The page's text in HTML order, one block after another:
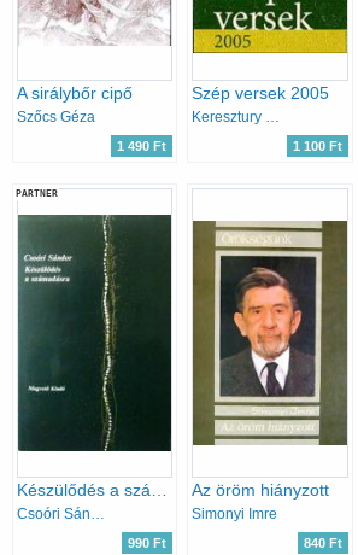
A sirálybőr cipő
Szőcs Géza
1 490 Ft
Szép versek 2005
1 100 Ft
PARTNER
Csoóri Sándor
990 Ft
Az öröm hiányzott
Simonyi Imre
840 Ft